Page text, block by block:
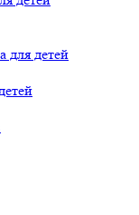
для детей